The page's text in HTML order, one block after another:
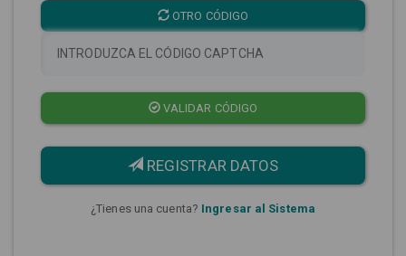
OTRO CÓDIGO
VALIDAR CÓDIGO
REGISTRAR DATOS
¿Tienes una cuenta? Ingresar al Sistema